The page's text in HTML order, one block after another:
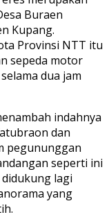
Buraen
Kupang.
Provinsi NTT itu
sepeda motor
dua jam
indahnya
dan
pegununggan
seperti ini
lagi
yang